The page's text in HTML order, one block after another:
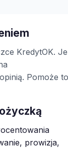
KredytOK.
Pomoże to
prowizja,